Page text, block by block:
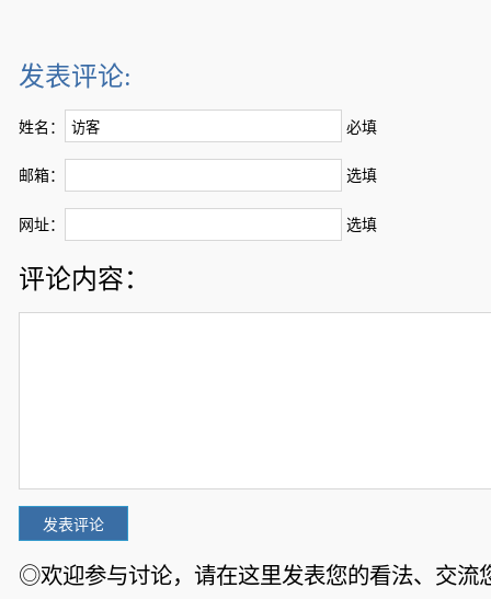
发表评论:
姓名： 必填
邮箱： 选填
网址： 选填
评论内容：
◎欢迎参与讨论，请在这里发表您的看法、交流